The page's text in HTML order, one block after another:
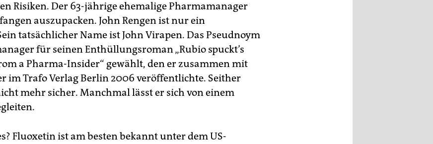
Risiken. Der 63-jährige ehemalige Pharmamanager
auszupacken. John Rengen ist nur ein
tatsächlicher Name ist John Virapen. Das Pseudnoym
für seinen Enthüllungsroman „Rubio spuckt’s
a Pharma-Insider“ gewählt, den er zusammen mit
im Trafo Verlag Berlin 2006 veröffentlichte. Seither
mehr sicher. Manchmal lässt er sich von einem
Fluoxetin ist am besten bekannt unter dem US-